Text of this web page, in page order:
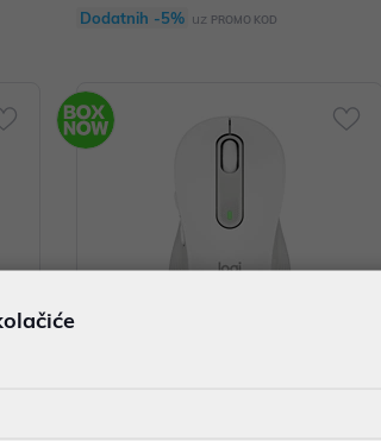
Dodatnih -5% uz PROMO KOD
lj